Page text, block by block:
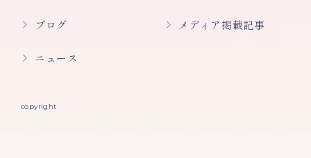
ブログ メディア掲載記事
ニュース
copyright